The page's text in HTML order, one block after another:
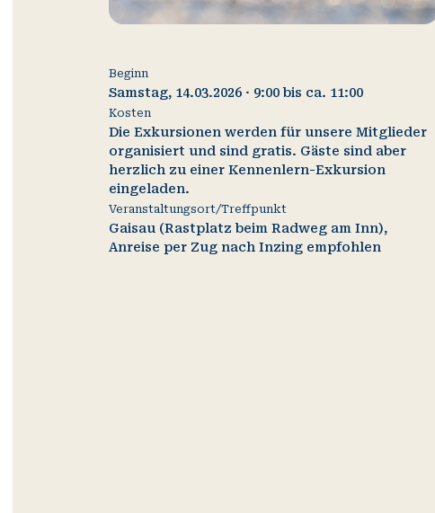
Beginn
Samstag, 14.03.2026 · 9:00 bis ca. 11:00
Kosten
Die Exkursionen werden für unsere Mitglieder
organisiert und sind gratis. Gäste sind aber
herzlich zu einer Kennenlern-Exkursion
eingeladen.
Veranstaltungsort/Treffpunkt
Gaisau (Rastplatz beim Radweg am Inn),
Anreise per Zug nach Inzing empfohlen